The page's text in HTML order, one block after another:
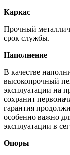
Каркас
Прочный
срок службы.
Наполнение
В качестве
высокопрочный
эксплуатации на
сохранит
гарантия
особенно важно
эксплуатации в
Опоры